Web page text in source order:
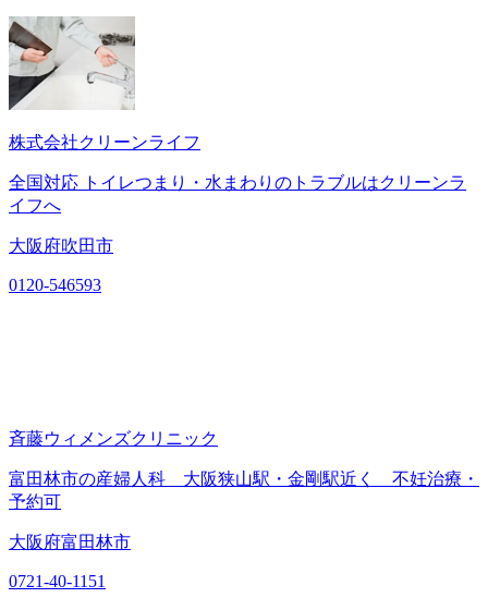
株式会社クリーンライフ
全国対応 トイレつまり・水まわりのトラブルはクリーンラ
イフへ
大阪府吹田市
0120-546593
斉藤ウィメンズクリニック
富田林市の産婦人科 大阪狭山駅・金剛駅近く 不妊治療・
予約可
大阪府富田林市
0721-40-1151